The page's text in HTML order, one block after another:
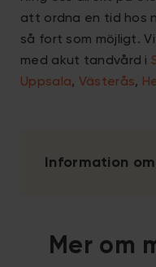
att ordna en tid hos
så fort som möjligt.
med akut tandvård i
Uppsala, Västerås,
Information
Mer om